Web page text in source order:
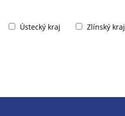
Ústecký kraj Zlínský kraj